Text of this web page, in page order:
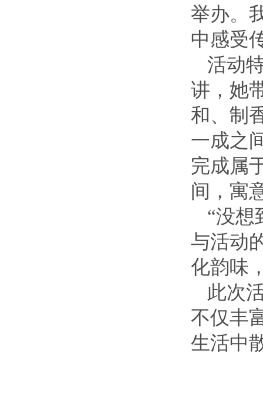
举办。
中感受
活动
讲 ， 她
和、制
一成之
完成属
间，寓
“没想
与活动
化韵味
此次
不仅丰
生活中